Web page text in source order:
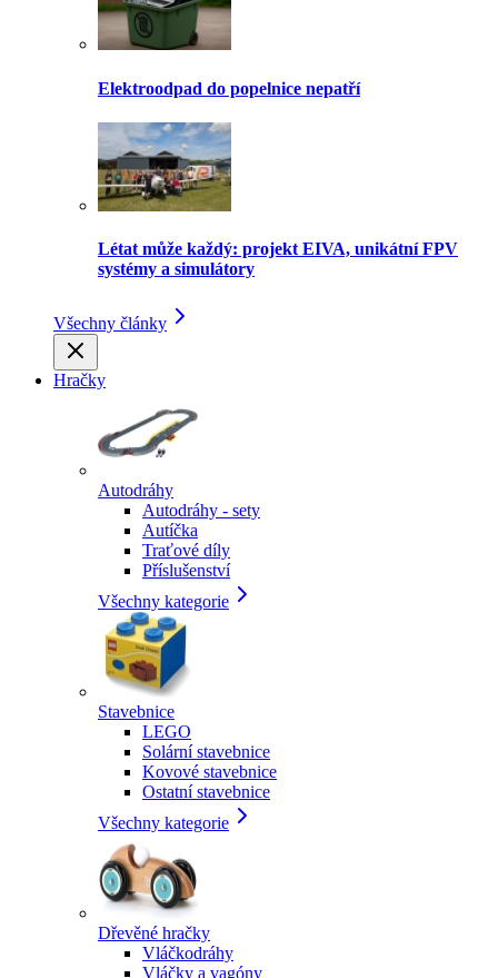
Elektroodpad do popelnice nepatří
Létat může každý: projekt EIVA, unikátní FPV
systémy a simulátory
Všechny články
Hračky
Autodráhy
Autodráhy - sety
Autíčka
Traťové díly
Příslušenství
Všechny kategorie
Stavebnice
LEGO
Solární stavebnice
Kovové stavebnice
Ostatní stavebnice
Všechny kategorie
Dřevěné hračky
Vláčkodráhy
Vláčky a vagóny